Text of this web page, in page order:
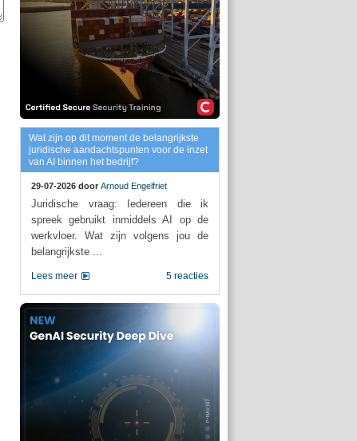
Wat zijn op dit moment de belangrijkste
juridische aandachtspunten voor de inzet
van AI binnen het bedrijf?
29-07-2026 door Arnoud Engelfriet
Juridische vraag: Iedereen die ik
spreek gebruikt inmiddels AI op de
werkvloer. Wat zijn volgens jou de
belangrijkste ...
5 reacties
Lees meer